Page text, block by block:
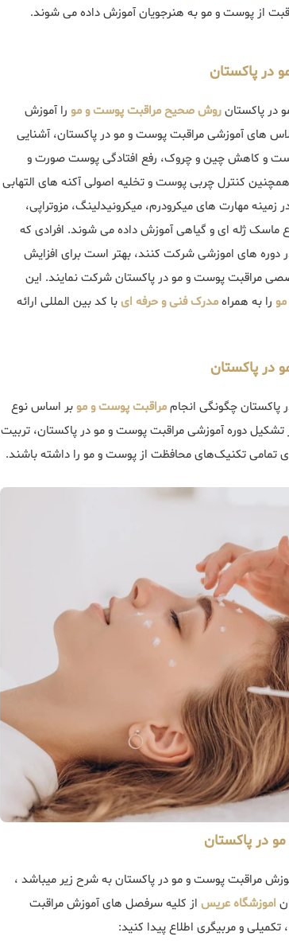
از پوست و مو به هنرجویان آموزش داده می شوند.
در پاکستان
در پاکستانروش صحیح مراقبت پوست و مو را آموزش
های آموزشی مراقبت پوست و مو در پاکستان، آشنایی
و کاهش چین و چروک، رفع افتادگی پوست صورت و
کنترل چربی پوست و تخلیه اصولی آکنه های التهابی
مهارت های میکرودرم، میکرونیدلینگ، مزوتراپی،
ماسک ژله ای و گیاهی آموزش داده می شوند. افرادی که
دوره های اموزشی شرکت کنند، بهتر است برای افزایش
مراقبت پوست و مو در پاکستان شرکت نمایند. این
را به همراهمدرک فنی و حرفه ایبا کد بین المللی ارائه
در پاکستان
پاکستان چگونگی انجاممراقبت پوست و موبر اساس نوع
دوره آموزشی مراقبت پوست و مو در پاکستان، تربیت
تمامی تکنیک‌های محافظت از پوست و مو را داشته باشند.
در پاکستان
مراقبت پوست و مو در پاکستان به شرح زیر میباشد ،
اموزشگاه عریس از کلیه سرفصل های آموزش مراقبت
و مربیگری اطلاع پیدا کنید: